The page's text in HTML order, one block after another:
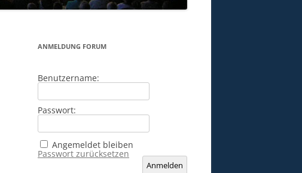
ANMELDUNG FORUM
Benutzername:
Passwort:
Angemeldet bleiben
Anmelden
Passwort zurücksetzen